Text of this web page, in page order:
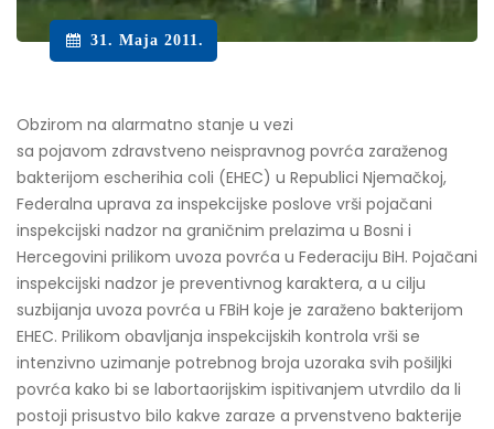
31. Maja 2011.
Obzirom na alarmatno stanje u vezi
sa pojavom zdravstveno neispravnog povrća zaraženog
bakterijom escherihia coli (EHEC) u Republici Njemačkoj,
Federalna uprava za inspekcijske poslove vrši pojačani
inspekcijski nadzor na graničnim prelazima u Bosni i
Hercegovini prilikom uvoza povrća u Federaciju BiH. Pojačani
inspekcijski nadzor je preventivnog karaktera, a u cilju
suzbijanja uvoza povrća u FBiH koje je zaraženo bakterijom
EHEC. Prilikom obavljanja inspekcijskih kontrola vrši se
intenzivno uzimanje potrebnog broja uzoraka svih pošiljki
povrća kako bi se labortaorijskim ispitivanjem utvrdilo da li
postoji prisustvo bilo kakve zaraze a prvenstveno bakterije